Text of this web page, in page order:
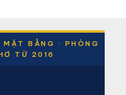
MẶT BẰNG · PHÒNG
TỪ 2016